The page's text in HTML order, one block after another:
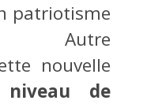
patriotisme
Autre
nouvelle
de